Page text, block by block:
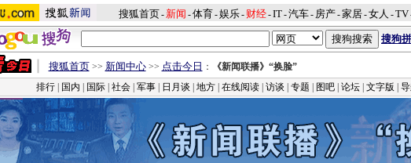
搜狐首页- 新闻 -体育-娱乐- 财经-IT-汽车- 房产-家居-女人 -TV
搜狗
搜狐首页 >> 新闻中心>> 点击今日 ： 《新闻联播》“换脸”
排行 国内 国际 社会 军事 日月谈 地方 在线阅读 访谈 专题 图吧 论坛 文字版